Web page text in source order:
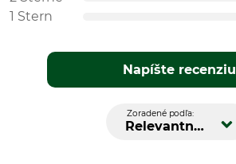
1 Stern
Napíšte recenziu
Zoradené podľa:
Relevantnosť